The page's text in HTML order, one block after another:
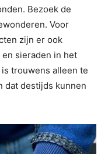
Bezoek de
Voor
zijn er ook
sieraden in het
trouwens alleen te
dat destijds kunnen